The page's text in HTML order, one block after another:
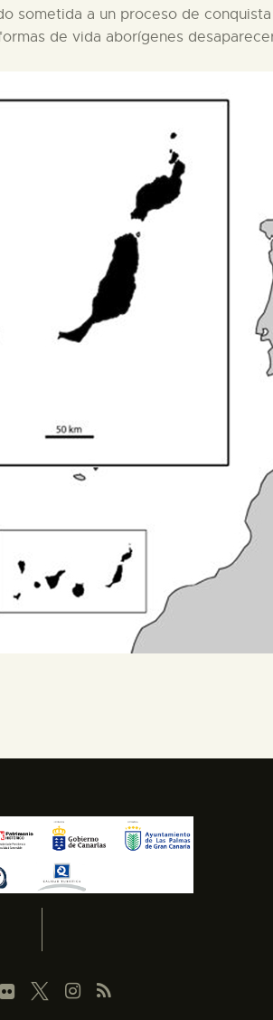
sometida a un proceso de
de vida aborígenes